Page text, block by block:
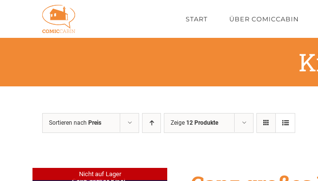
springen
START ÜBER COMICCABIN
Sortieren nach Preis Zeige 12 Produkte
Nicht auf Lager